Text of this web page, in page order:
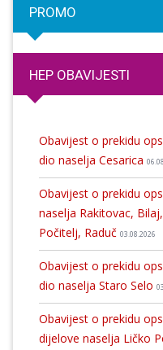
PROMO
HEP OBAVIJESTI
Obavijest o prekidu
dio naselja Cesarica
Obavijest o prekidu
naselja Rakitovac,
Počitelj, Raduč 03.08.2026
Obavijest o prekidu
dio naselja Staro Selo
Obavijest o prekidu
dijelove naselja Ličko